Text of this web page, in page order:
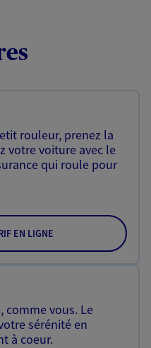
rouleur, prenez la
votre voiture avec le
qui roule pour
EN LIGNE
comme vous. Le
sérénité en
à coeur.